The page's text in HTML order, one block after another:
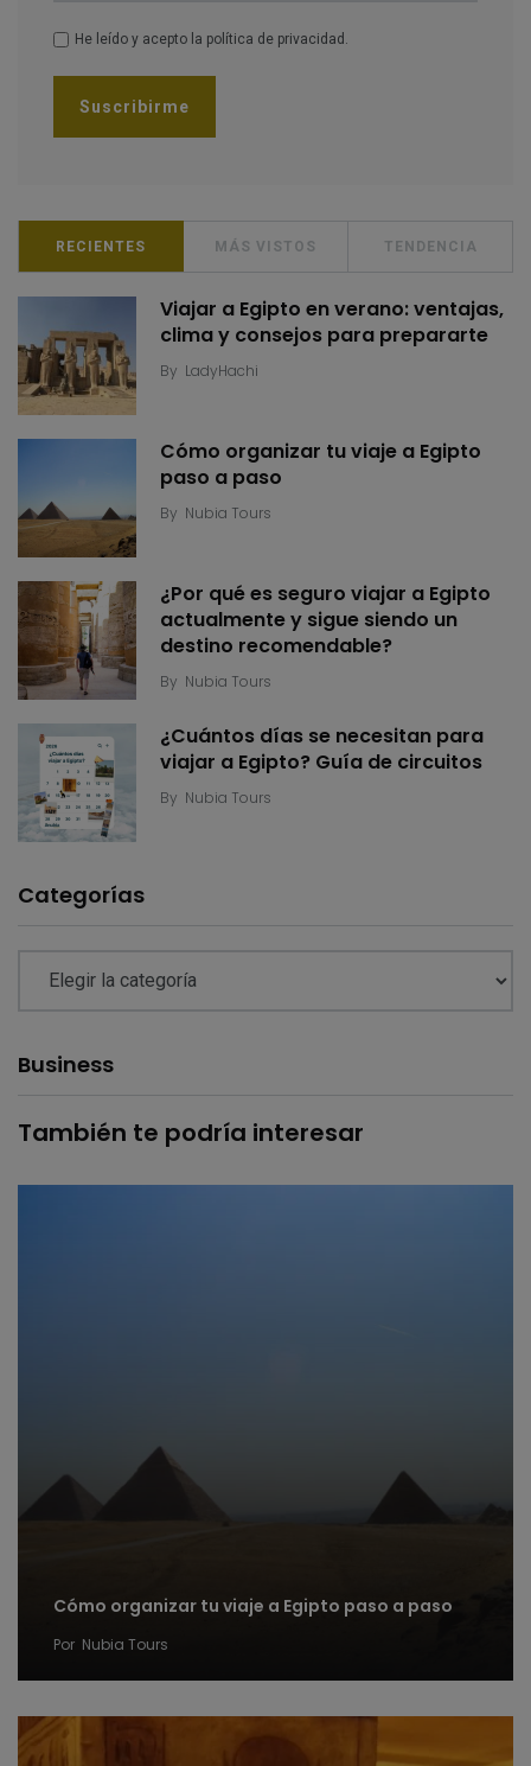
He leído y acepto la política de privacidad .
RECIENTES MÁS VISTOS TENDENCIA
Viajar a Egipto en verano: ventajas,
clima y consejos para prepararte
By LadyHachi
Cómo organizar tu viaje a Egipto
paso a paso
By Nubia Tours
¿Por qué es seguro viajar a Egipto
actualmente y sigue siendo un
destino recomendable?
By Nubia Tours
¿Cuántos días se necesitan para
viajar a Egipto? Guía de circuitos
By Nubia Tours
Categorías
Business
También te podría interesar
Cómo organizar tu viaje a Egipto paso a paso
Por Nubia Tours